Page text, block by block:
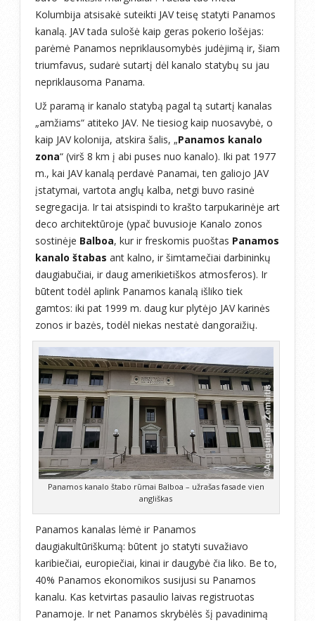
Kolumbija atsisakė suteikti JAV teisę statyti Panamos
kanalą. JAV tada sulošė kaip geras pokerio lošėjas:
parėmė Panamos nepriklausomybės judėjimą ir, šiam
triumfavus, sudarė sutartį dėl kanalo statybų su jau
nepriklausoma Panama.
Už paramą ir kanalo statybą pagal tą sutartį kanalas
„amžiams“ atiteko JAV. Ne tiesiog kaip nuosavybė, o
kaip JAV kolonija, atskira šalis, „Panamos kanalo
zona“ (virš 8 km į abi puses nuo kanalo). Iki pat 1977
m., kai JAV kanalą perdavė Panamai, ten galiojo JAV
įstatymai, vartota anglų kalba, netgi buvo rasinė
segregacija. Ir tai atsispindi to krašto tarpukarinėje art
deco architektūroje (ypač buvusioje Kanalo zonos
sostinėje Balboa, kur ir freskomis puoštas Panamos
kanalo štabas ant kalno, ir šimtamečiai darbininkų
daugiabučiai, ir daug amerikietiškos atmosferos). Ir
būtent todėl aplink Panamos kanalą išliko tiek
gamtos: iki pat 1999 m. daug kur plytėjo JAV karinės
zonos ir bazės, todėl niekas nestatė dangoraižių.
Panamos kanalo štabo rūmai Balboa – užrašas fasade vien
angliškas
Panamos kanalas lėmė ir Panamos
daugiakultūriškumą: būtent jo statyti suvažiavo
karibiečiai, europiečiai, kinai ir daugybė čia liko. Be to,
40% Panamos ekonomikos susijusi su Panamos
kanalu. Kas ketvirtas pasaulio laivas registruotas
Panamoje. Ir net Panamos skrybėlės šį pavadinimą